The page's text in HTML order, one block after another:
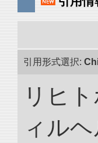
引用形式選択:
リヒ
ィル